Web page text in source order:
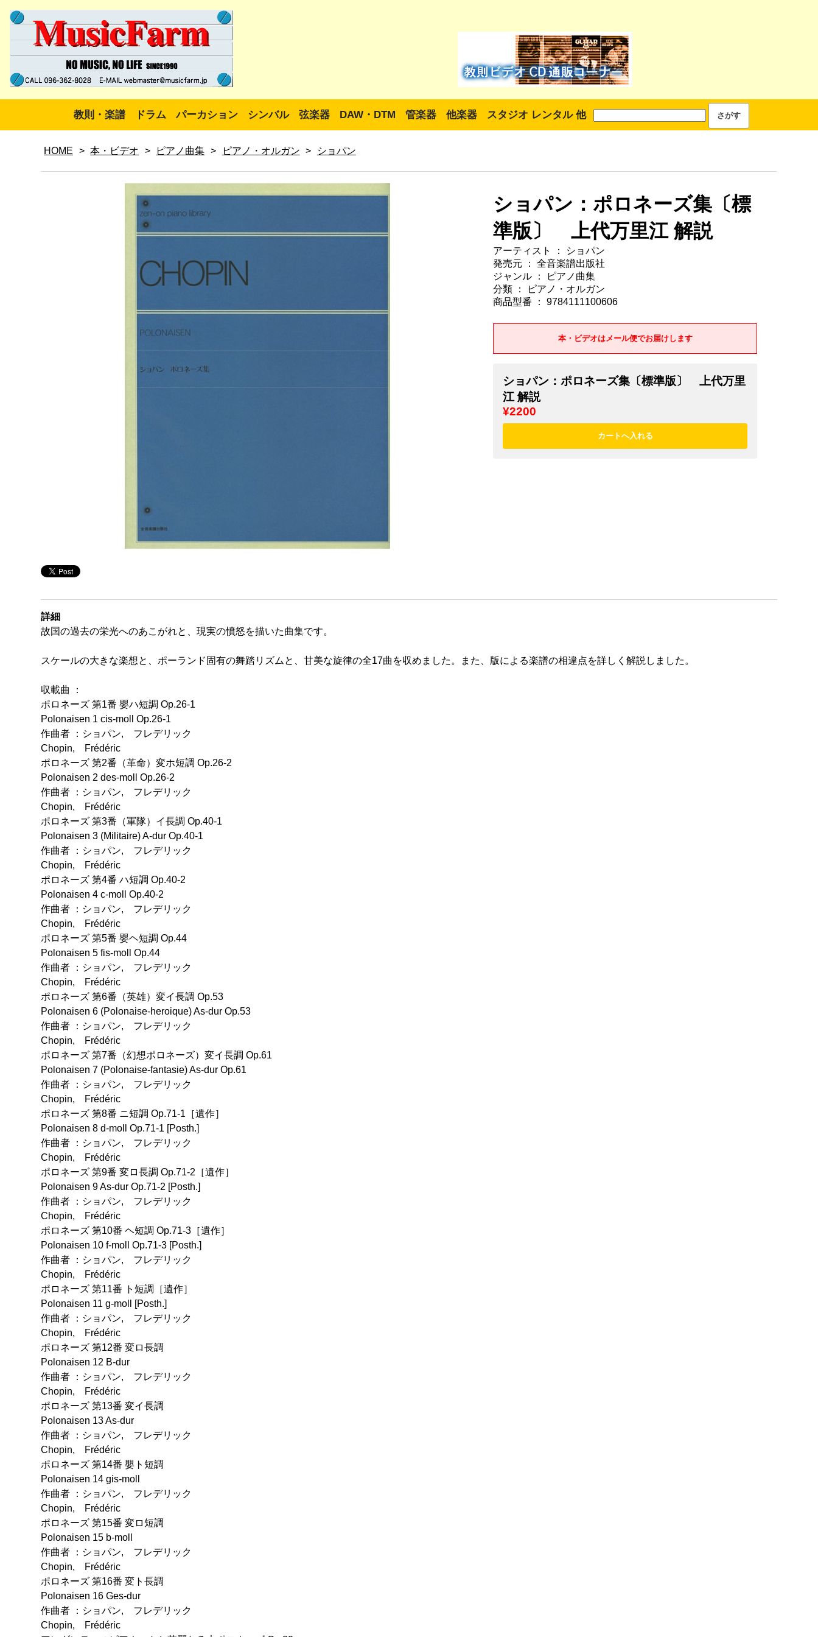
教則・楽譜 ドラム パーカション シンバル 弦楽器 DAW・DTM 管楽器 他楽器 スタジオ レンタル 他
HOME > 本・ビデオ > ピアノ曲集 > ピアノ・オルガン > ショパン
ショパン：ポロネーズ集〔標
準版〕 上代万里江 解説
アーティスト ： ショパン
発売元 ： 全音楽譜出版社
ジャンル ： ピアノ曲集
分類 ： ピアノ・オルガン
商品型番 ： 9784111100606
本・ビデオはメール便でお届けします
ショパン：ポロネーズ集〔標準版〕 上代万里
江 解説
¥2200
詳細
故国の過去の栄光へのあこがれと、現実の憤怒を描いた曲集です。
スケールの大きな楽想と、ポーランド固有の舞踏リズムと、甘美な旋律の全17曲を収めました。また、版による楽譜の相違点を詳しく解説しました。
収載曲 ：
ポロネーズ 第1番 嬰ハ短調 Op.26-1
Polonaisen 1 cis-moll Op.26-1
作曲者 ：ショパン, フレデリック
Chopin, Frédéric
ポロネーズ 第2番（革命）変ホ短調 Op.26-2
Polonaisen 2 des-moll Op.26-2
作曲者 ：ショパン, フレデリック
Chopin, Frédéric
ポロネーズ 第3番（軍隊）イ長調 Op.40-1
Polonaisen 3 (Militaire) A-dur Op.40-1
作曲者 ：ショパン, フレデリック
Chopin, Frédéric
ポロネーズ 第4番 ハ短調 Op.40-2
Polonaisen 4 c-moll Op.40-2
作曲者 ：ショパン, フレデリック
Chopin, Frédéric
ポロネーズ 第5番 嬰ヘ短調 Op.44
Polonaisen 5 fis-moll Op.44
作曲者 ：ショパン, フレデリック
Chopin, Frédéric
ポロネーズ 第6番（英雄）変イ長調 Op.53
Polonaisen 6 (Polonaise-heroique) As-dur Op.53
作曲者 ：ショパン, フレデリック
Chopin, Frédéric
ポロネーズ 第7番（幻想ポロネーズ）変イ長調 Op.61
Polonaisen 7 (Polonaise-fantasie) As-dur Op.61
作曲者 ：ショパン, フレデリック
Chopin, Frédéric
ポロネーズ 第8番 ニ短調 Op.71-1［遺作］
Polonaisen 8 d-moll Op.71-1 [Posth.]
作曲者 ：ショパン, フレデリック
Chopin, Frédéric
ポロネーズ 第9番 変ロ長調 Op.71-2［遺作］
Polonaisen 9 As-dur Op.71-2 [Posth.]
作曲者 ：ショパン, フレデリック
Chopin, Frédéric
ポロネーズ 第10番 ヘ短調 Op.71-3［遺作］
Polonaisen 10 f-moll Op.71-3 [Posth.]
作曲者 ：ショパン, フレデリック
Chopin, Frédéric
ポロネーズ 第11番 ト短調［遺作］
Polonaisen 11 g-moll [Posth.]
作曲者 ：ショパン, フレデリック
Chopin, Frédéric
ポロネーズ 第12番 変ロ長調
Polonaisen 12 B-dur
作曲者 ：ショパン, フレデリック
Chopin, Frédéric
ポロネーズ 第13番 変イ長調
Polonaisen 13 As-dur
作曲者 ：ショパン, フレデリック
Chopin, Frédéric
ポロネーズ 第14番 嬰ト短調
Polonaisen 14 gis-moll
作曲者 ：ショパン, フレデリック
Chopin, Frédéric
ポロネーズ 第15番 変ロ短調
Polonaisen 15 b-moll
作曲者 ：ショパン, フレデリック
Chopin, Frédéric
ポロネーズ 第16番 変ト長調
Polonaisen 16 Ges-dur
作曲者 ：ショパン, フレデリック
Chopin, Frédéric